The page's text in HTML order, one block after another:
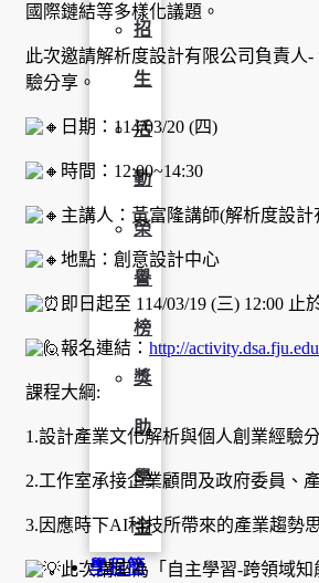
招
生
活
動
榮
譽
榜
獎
助
學
金
學程簡
國際鏈結等多樣化議題。
此次邀請解析度設計有限公司負責人
驗分享。
日期：114/03/20 (四)
時間：12:00~14:30
主講人：黃富隆講師(解析度設
地點：創意設計中心
即日起至 114/03/19 (三) 12:00
報名連結： http://
課程大綱:
1.設計產業文化解析與個人創業經驗
2.工作室承接企業顧問及政府委員、
3.因應時下AI科技所帶來的產業趨勢
此次講座為「自主學習-跨領域